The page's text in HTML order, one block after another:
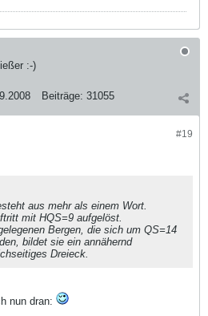
:-)
Beiträge: 31055
#19
aus mehr als einem Wort.
mit HQS=9 aufgelöst.
Bergen, die sich um QS=14
bildet sie ein annähernd
Dreieck.
nun dran: